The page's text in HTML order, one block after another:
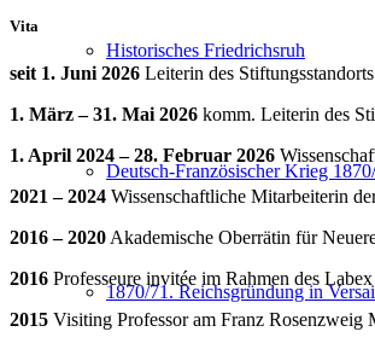
Historisches Friedrichsruh
Deutsch-Französischer Krieg
1870/71. Reichsgründung in
Vita
seit 1. Juni 2026 Leiterin des
1. März – 31. Mai 2026 komm. Leiterin des
1. April 2024 – 28. Februar 2026
2021 – 2024 Wissenschaftliche Mitarbeiterin
2016 – 2020 Akademische Oberrätin für
2016 Professeure invitée im Rahmen des
2015 Visiting Professor am Franz Rosenzweig